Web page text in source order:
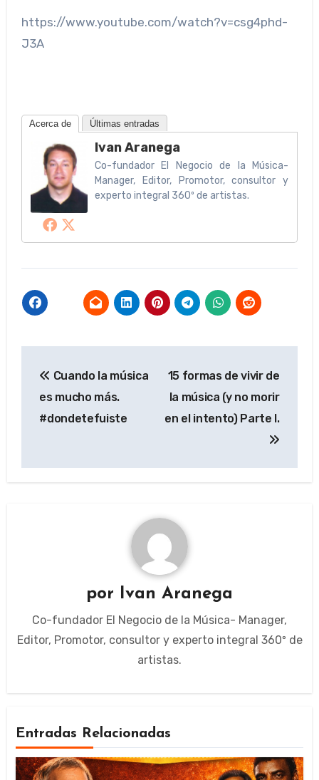
https://www.youtube.com/watch?v=csg4phd-
J3A
Acerca de Últimas entradas
Ivan Aranega
Co-fundador El Negocio de la Música-
Manager, Editor, Promotor, consultor y
experto integral 360º de artistas.
de
entradas
Cuando la música
es mucho más.
#dondetefuiste
15 formas de vivir de
la música (y no morir
en el intento) Parte I.
por Ivan Aranega
Co-fundador El Negocio de la Música- Manager,
Editor, Promotor, consultor y experto integral 360º de
artistas.
Entradas Relacionadas